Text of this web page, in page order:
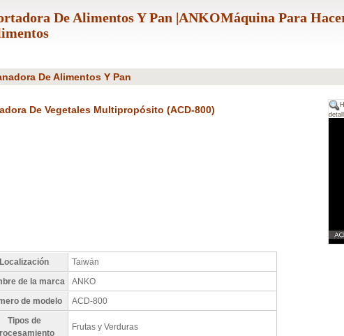
De Alimentos Y Pan |ANKOMáquina Para
De Alimentos Y Pan
De Vegetales Multipropósito (ACD-800)
Localización
Taiwán
de la marca
ANKO
de modelo
ACD-800
Tipos de
Frutas y Verduras